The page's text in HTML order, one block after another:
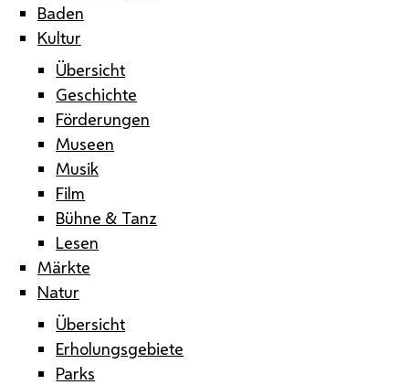
Baden
Kultur
Übersicht
Geschichte
Förderungen
Museen
Musik
Film
Bühne & Tanz
Lesen
Märkte
Natur
Übersicht
Erholungsgebiete
Parks